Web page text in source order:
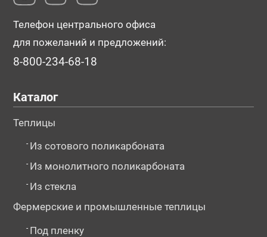
Телефон центрального офиса
для пожеланий и предложений:
8-800-234-68-18
Каталог
Теплицы
- Из сотового поликарбоната
- Из монолитного поликарбоната
- Из стекла
Фермерские и промышленные теплицы
- Под пленку